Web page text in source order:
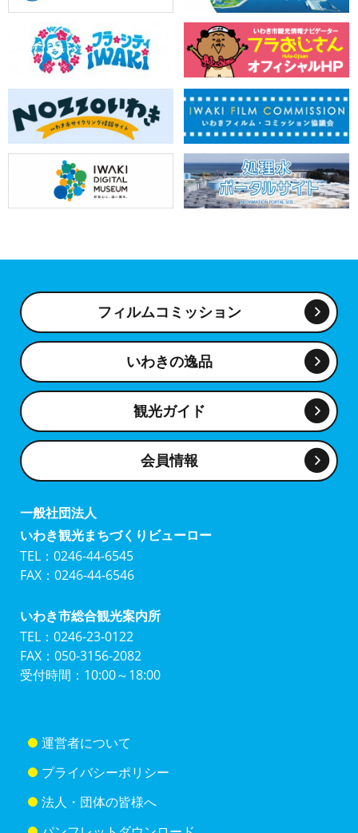
フィルムコミッション
いわきの逸品
観光ガイド
会員情報
一般社団法人
いわき観光まちづくりビューロー
TEL：0246-44-6545
FAX：0246-44-6546
いわき市総合観光案内所
TEL：0246-23-0122
FAX：050-3156-2082
受付時間：10:00～18:00
運営者について
プライバシーポリシー
法人・団体の皆様へ